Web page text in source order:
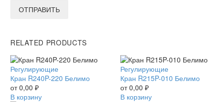
ОТПРАВИТЬ
RELATED PRODUCTS
Кран
R240P-
220
Белимо
Регулирующие
Кран R240P-220 Белимо
от0,00 ₽
В корзину
Кран
R215P-
010
Белимо
Регулирующие
Кран R215P-010 Белимо
от0,00 ₽
В корзину